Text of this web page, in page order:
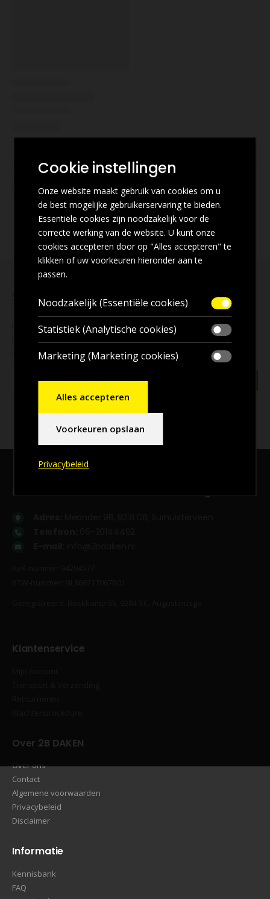
Schrijf u in voor onze nieuwsbrief
Mis geen enkeleaanbieding! Wilt u ook de beste aanbiedingen
nieuwsbrief
en blijf op de hoogte!
Bezoekadres, en voor
Klantenservice
Over 2B DAKEN
Over ons
Contact
Algemene voorwaarden
Privacybeleid
Disclaimer
Informatie
Kennisbank
FAQ
Cookie instellingen
Onze website maakt gebruik van cookies om u
de best mogelijke gebruikerservaring te bieden.
Essentiële cookies zijn noodzakelijk voor de
correcte werking van de website. U kunt onze
cookies accepteren door op "Alles accepteren" te
klikken of uw voorkeuren hieronder aan te
passen.
Noodzakelijk (Essentiële cookies)
Statistiek (Analytische cookies)
Marketing (Marketing cookies)
Alles accepteren
Voorkeuren opslaan
Privacybeleid